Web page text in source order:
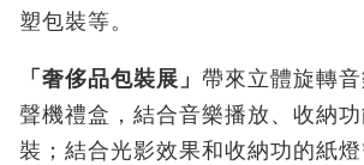
塑包裝等。
「奢侈品包裝展」 帶來立體旋轉
聲機禮盒，結合音樂播放、收納
裝；結合光影效果和收納功的紙